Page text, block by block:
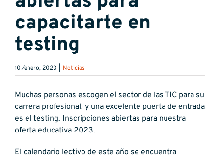
capacitarte en
testing
10 ⁄enero, 2023 Noticias
Muchas personas escogen el sector de las TIC para su
carrera profesional, y una excelente puerta de entrada
es el testing. Inscripciones abiertas para nuestra
oferta educativa 2023.
El calendario lectivo de este año se encuentra